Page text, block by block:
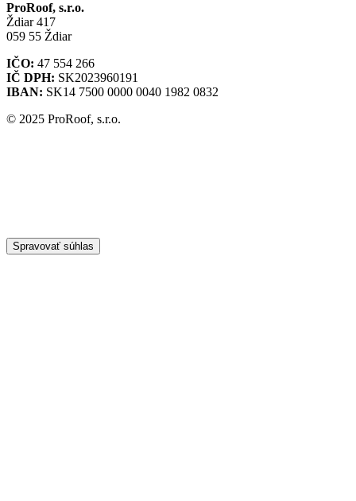
ProRoof, s.r.o.
Ždiar 417
059 55 Ždiar
IČO: 47 554 266
IČ DPH: SK2023960191
IBAN: SK14 7500 0000 0040 1982 0832
© 2025 ProRoof, s.r.o.
Spravovať súhlas